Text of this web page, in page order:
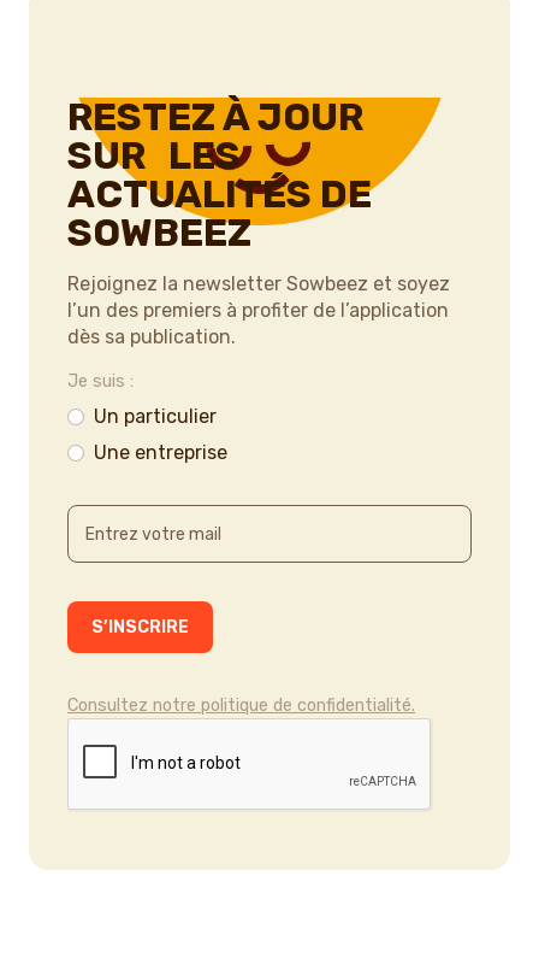
RESTEZ À JOUR
SUR LES
ACTUALITÉS DE
SOWBEEZ
Rejoignez la newsletter Sowbeez et soyez
l’un des premiers à profiter de l’application
dès sa publication.
Je suis :
Un particulier
Une entreprise
Consultez notre politique de confidentialité.